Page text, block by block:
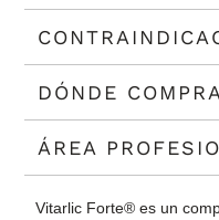
DÓNDE
ÁREA
Vitarlic Forte® es un